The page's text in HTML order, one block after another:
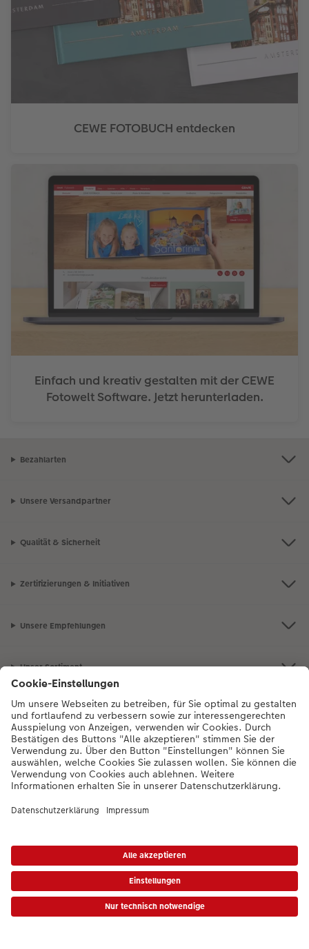
CEWE FOTOBUCH entdecken
Einfach und kreativ gestalten mit der CEWE
Fotowelt Software. Jetzt herunterladen.
Bezahlarten
Unsere Versandpartner
Qualität & Sicherheit
Zertifizierungen & Initiativen
Unsere Empfehlungen
Unser Sortiment
Service
Mehr zum CEWE Fotoservice
Bei Fragen zu Produkten oder der Bestellung können Sie uns gern anrufen:
0043-1-4360043Mo. bis Sa.: 8:00 – 20:00 Uhr und So.: 10:00 – 18:00
Uhr
* Die UVP gelten inkl. MwSt. zzgl. Versandkosten (ggf. auch bei Filialabholung) gem.
Preisliste